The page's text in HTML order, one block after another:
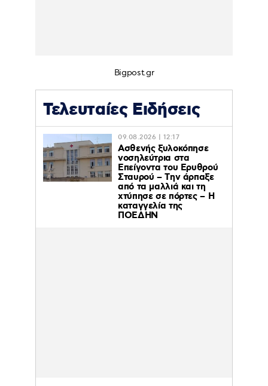
Bigpost.gr
Τελευταίες Ειδήσεις
09.08.2026 | 12:17
Ασθενής ξυλοκόπησε
νοσηλεύτρια στα
Επείγοντα του Ερυθρού
Σταυρού – Tην άρπαξε
από τα μαλλιά και τη
χτύπησε σε πόρτες – Η
καταγγελία της
ΠΟΕΔΗΝ